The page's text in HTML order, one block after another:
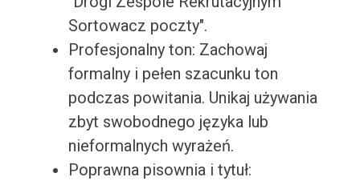
Sortowacz poczty".
Profesjonalny ton: Zachowaj
formalny i pełen szacunku ton
podczas powitania. Unikaj używania
zbyt swobodnego języka lub
nieformalnych wyrażeń.
Poprawna pisownia i tytuł: